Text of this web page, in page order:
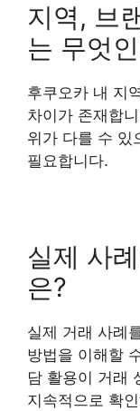
지역, 브
는 무엇
후쿠오카 내 지
차이가 존재합
위가 다를 수 있
필요합니다.
실제 사
은?
실제 거래 사례
방법을 이해할
담 활용이 거래
지속적으로 확